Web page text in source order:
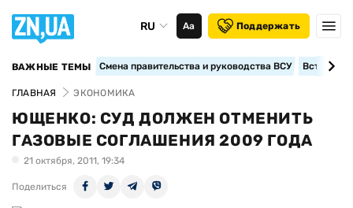
RU Аа Поддержать
ВАЖНЫЕ ТЕМЫ Смена правительства и руководства ВСУ
ГЛАВНАЯ ЭКОНОМИКА
ЮЩЕНКО: СУД ДОЛЖЕН ОТМЕНИТЬ
ГАЗОВЫЕ СОГЛАШЕНИЯ 2009 ГОДА
21 октября, 2011, 19:34
Поделиться